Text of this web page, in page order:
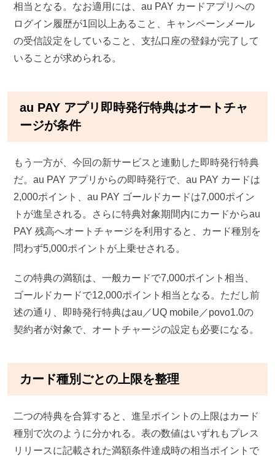
相当となる。なお適用には、au PAY カードアプリへの
ログイン履歴が1回以上あること、キャンペーンメール
の受信設定をしていること、支払口座の登録が完了して
いることが求められる。
au PAY アプリ即時発行特典はオートチャ
ージが条件
もう一方が、今回の新サービスと連動した即時発行特典
だ。au PAY アプリからの即時発行で、au PAY カードは
2,000ポイント、au PAY ゴールドカードは7,000ポイン
トが進呈される。さらに特典対象期間内にカードからau
PAY 残高へオートチャージを利用すると、カード種別を
問わず5,000ポイントが上乗せされる。
この特典の満額は、一般カードで7,000ポイント相当、
ゴールドカードで12,000ポイント相当となる。ただし前
述の通り、即時発行特典はau／UQ mobile／povo1.0の
契約者が対象で、オートチャージの設定も必要になる。
カード種別ごとの上限を整理
二つの特典を合算すると、進呈ポイントの上限はカード
種別で次のように分かれる。表の数値はいずれもプレス
リリースに記載された満額条件達成時の相当ポイントで